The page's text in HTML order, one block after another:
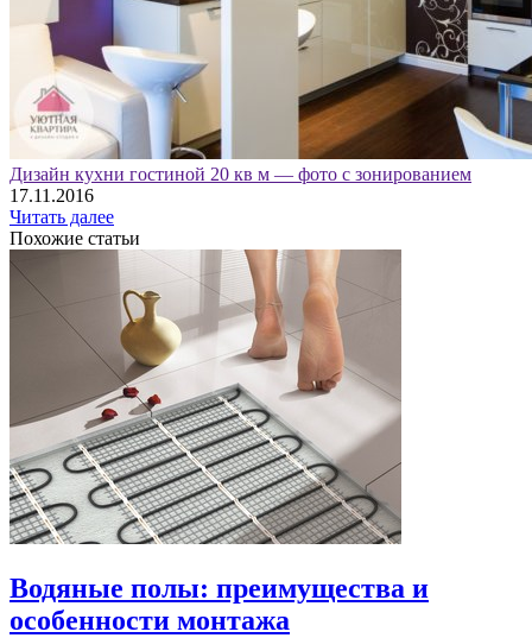
Дизайн кухни гостиной 20 кв м — фото с зонированием
17.11.2016
Читать далее
Похожие статьи
Водяные полы: преимущества и
особенности монтажа